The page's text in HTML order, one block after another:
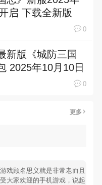
启 下载全新版
志》专享新服礼
0
新版《城防三国
2025年10月10日
享福利
0
更多
戏顾名思义就是非常老而且
大家欢迎的手机游戏，说起